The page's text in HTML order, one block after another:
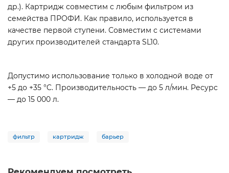
др.). Картридж совместим с любым фильтром из
семейства ПРОФИ. Как правило, используется в
качестве первой ступени. Совместим с системами
других производителей стандарта SL10.
Допустимо использование только в холодной воде от
+5 до +35 °C. Производительность — до 5 л/мин. Ресурс
— до 15 000 л.
фильтр картридж барьер